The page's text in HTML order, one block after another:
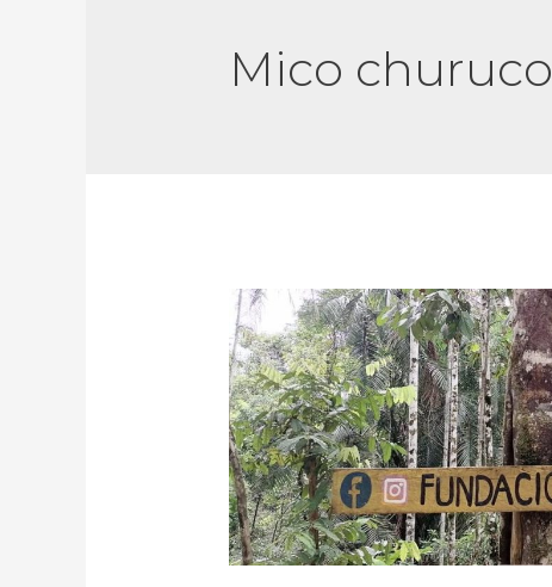
Mico churuco